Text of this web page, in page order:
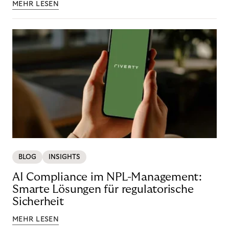
MEHR LESEN
BLOG INSIGHTS
AI Compliance im NPL-Management:
Smarte Lösungen für regulatorische
Sicherheit
MEHR LESEN